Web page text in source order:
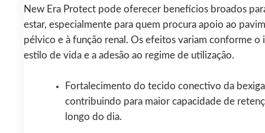
New Era Protect pode oferecer benefícios broados
estar, especialmente para quem procura apoio ao
pélvico e à função renal. Os efeitos variam conforme o
estilo de vida e a adesão ao regime de utilização.
Fortalecimento do tecido conectivo da
contribuindo para maior capacidade de
longo do dia.